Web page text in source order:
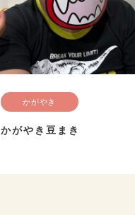
かがやき
かがやき豆まき